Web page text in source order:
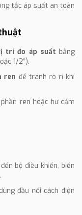
tắc áp suất an toàn
trí đo áp suất bằng
1/2").
ren để tránh rò rỉ khí
ren hoặc hư cảm
đến bộ điều khiển, biến
đầu nối cách điện